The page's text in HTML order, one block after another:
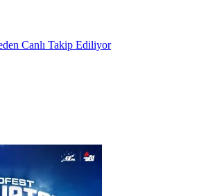
Canlı Takip Ediliyor